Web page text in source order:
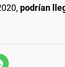
podrían